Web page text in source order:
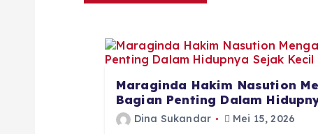
Maraginda Hakim Nasution
Bagian Penting Dalam
Dina Sukandar Mei 15, 2026